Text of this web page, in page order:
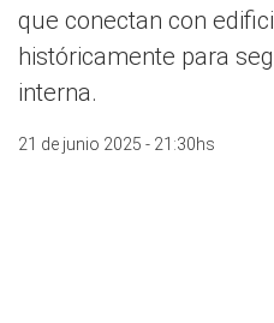
que conectan con
históricamente para
interna.
21 de junio 2025 - 21:30hs